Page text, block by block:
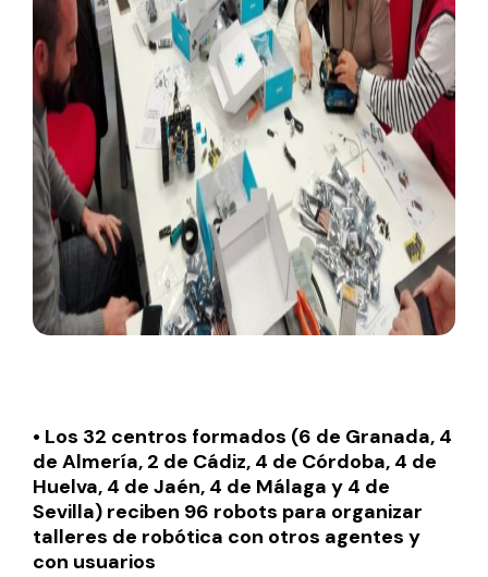
• Los 32 centros formados (6 de Granada, 4
de Almería, 2 de Cádiz, 4 de Córdoba, 4 de
Huelva, 4 de Jaén, 4 de Málaga y 4 de
Sevilla) reciben 96 robots para organizar
talleres de robótica con otros agentes y
con usuarios